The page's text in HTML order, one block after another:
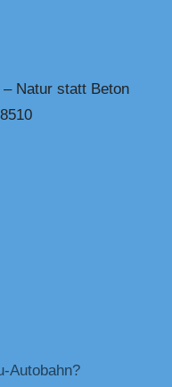
Natur statt Beton
Autobahn?